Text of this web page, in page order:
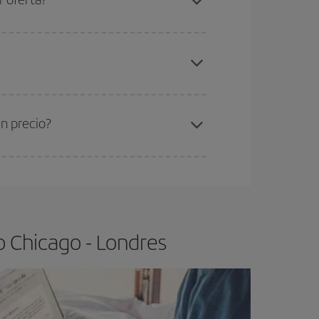
precio?
- Londres